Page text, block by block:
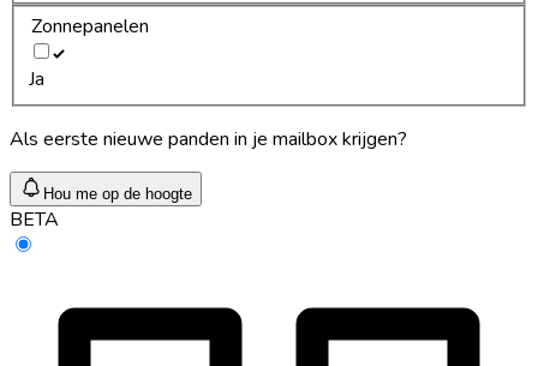
Zonnepanelen
Ja
Als eerste nieuwe panden in je mailbox krijgen?
Hou me op de hoogte
BETA